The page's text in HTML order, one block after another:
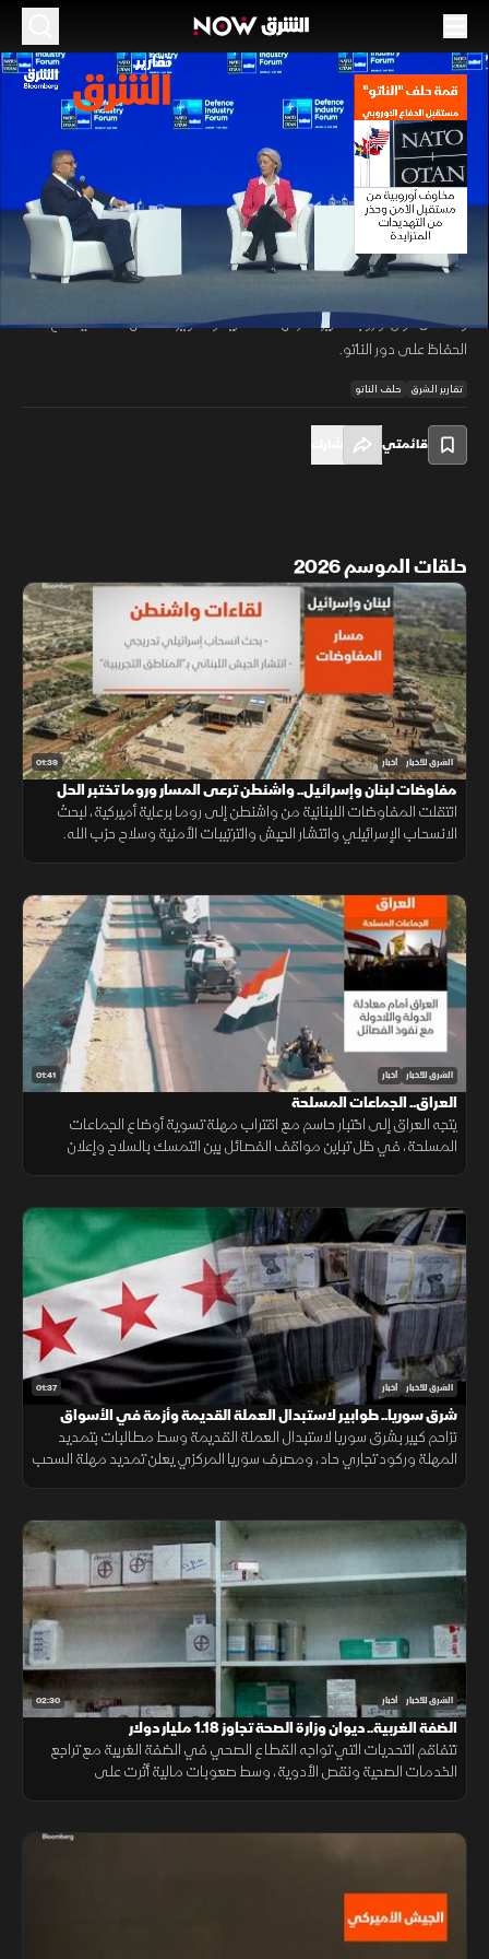
00:12/01:27
الموسم 2026
قمة حلف "الناتو".. مستقبل الدفاع الأوروبي
08 يوليو 2026 01:26 أخبار
تقارير الشرق
تبحث قمة الناتو في أنقرة مستقبل الدفاع الأوروبي في ظل تصاعد التحديات
الأمنية، من استمرار التهديد الروسي إلى توسع الهجمات السيبرانية والحروب
الهجينة، بالتزامن مع ضغوط أميركية لدفع الحلفاء الأوروبيين لتحمل أعباء أكبر.
وتسعى دول أوروبا لتعزيز قدراتها العسكرية وتطوير صناعاتها الدفاعية مع
الحفاظ على دور الناتو.
تقارير الشرق حلف الناتو
قائمتي
حلقات الموسم 2026
01:39 الشرق للأخبار أخبار
مفاوضات لبنان وإسرائيل.. واشنطن ترعى المسار وروما تختبر الحل
انتقلت المفاوضات اللبنانية من واشنطن إلى روما برعاية أميركية، لبحث
الانسحاب الإسرائيلي وانتشار الجيش والترتيبات الأمنية وسلاح حزب الله.
01:41 الشرق للأخبار أخبار
العراق.. الجماعات المسلحة
يتجه العراق إلى اختبار حاسم مع اقتراب مهلة تسوية أوضاع الجماعات
المسلحة، في ظل تباين مواقف الفصائل بين التمسك بالسلاح وإعلان
01:37 الشرق للأخبار أخبار
شرق سوريا.. طوابير لاستبدال العملة القديمة وأزمة في الأسواق
تزاحم كبير بشرق سوريا لاستبدال العملة القديمة وسط مطالبات بتمديد
المهلة وركود تجاري حاد، ومصرف سوريا المركزي يعلن تمديد مهلة السحب
02:30 الشرق للأخبار أخبار
الضفة الغربية.. ديوان وزارة الصحة تجاوز 1.18 مليار دولار
تتفاقم التحديات التي تواجه القطاع الصحي في الضفة الغربية مع تراجع
الخدمات الصحية ونقص الأدوية، وسط صعوبات مالية أثرت على